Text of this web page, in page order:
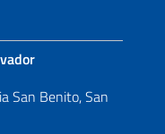
San Benito, San